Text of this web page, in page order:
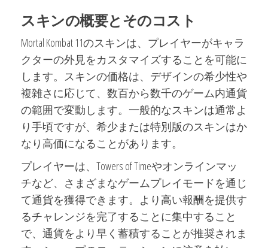
スキンの概要とそのコスト
Mortal Kombat 11のスキンは、プレイヤーがキャラ
クターの外見をカスタマイズすることを可能に
します。スキンの価格は、デザインの希少性や
複雑さに応じて、数百から数千のゲーム内通貨
の範囲で変動します。一般的なスキンは通常よ
り手頃ですが、希少または特別版のスキンはか
なり高価になることがあります。
プレイヤーは、Towers of Timeやオンラインマッ
チなど、さまざまなゲームプレイモードを通じ
て通貨を獲得できます。より高い報酬を提供す
るチャレンジを完了することに集中すること
で、通貨をより早く蓄積することが推奨されま